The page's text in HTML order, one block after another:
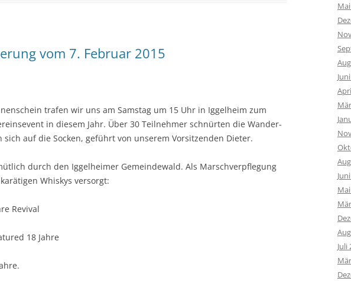
vom 7. Februar 2015
trafen wir uns am Sam­stag um 15 Uhr in Iggel­heim zum
in diesem Jahr. Über 30 Teil­nehmer schnürten die Wan­der­
auf die Sock­en, geführt von unserem Vor­sitzen­den Dieter.
durch den Iggel­heimer Gemein­de­wald. Als Marschverpfle­gung
Whiskys versorgt:
Revival
18 Jahre
Juli